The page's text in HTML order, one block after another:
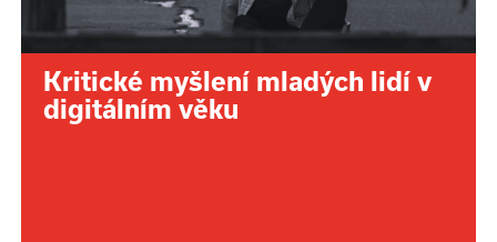
Kritické myšlení mladých lidí v
digitálním věku